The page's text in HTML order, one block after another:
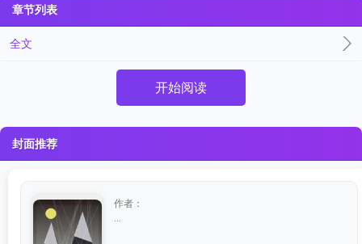
章节列表
全文
开始阅读
封面推荐
作者：